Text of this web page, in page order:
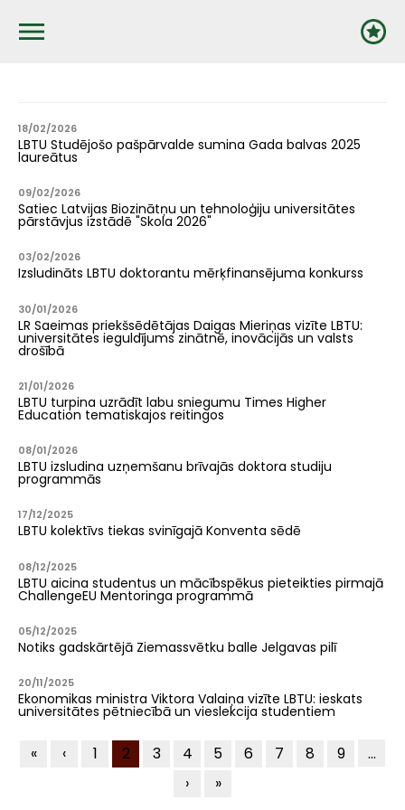
galveno
18/02/2026
LBTU Studējošo pašpārvalde sumina Gada balvas 2025
laureātus
09/02/2026
Satiec Latvijas Biozinātņu un tehnoloģiju universitātes
pārstāvjus izstādē "Skola 2026"
03/02/2026
Izsludināts LBTU doktorantu mērķfinansējuma konkurss
30/01/2026
LR Saeimas priekšsēdētājas Daigas Mieriņas vizīte LBTU:
universitātes ieguldījums zinātnē, inovācijās un valsts
drošībā
21/01/2026
LBTU turpina uzrādīt labu sniegumu Times Higher
Education tematiskajos reitingos
08/01/2026
LBTU izsludina uzņemšanu brīvajās doktora studiju
programmās
17/12/2025
LBTU kolektīvs tiekas svinīgajā Konventa sēdē
08/12/2025
LBTU aicina studentus un mācībspēkus pieteikties pirmajā
ChallengeEU Mentoringa programmā
05/12/2025
Notiks gadskārtējā Ziemassvētku balle Jelgavas pilī
20/11/2025
Ekonomikas ministra Viktora Valaiņa vizīte LBTU: ieskats
universitātes pētniecībā un vieslekcija studentiem
Pagination
First
«
Previous
‹ Lapa
1
Current
2 Lapa
3 Lapa
4 Lapa
5 Lapa
6 Lapa
7 Lapa
8 Lapa
9
…
Next
›
Last
»